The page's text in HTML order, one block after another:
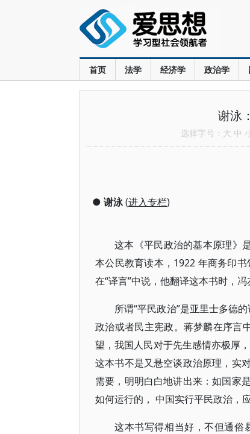
首页 法学 经济学 政治学
谢泳
选择字号： 大 中
● 谢泳(进入专栏)
这本《平民政治的基本原理》
本公民教育读本，1922 年商务印
在“译言”中说，他翻译这本书时，冯
所谓“平民政治”是亚里士多德
政治或者民主宪政。蒋梦麟在序言
望，我国人民对于先生感情亦极厚
这本书不是又悬空谈政治原理，实
需要，明明白白地讲出来：如国家
如何运行的， 中国实行平民政治，
这本书写得相当好，不但通俗